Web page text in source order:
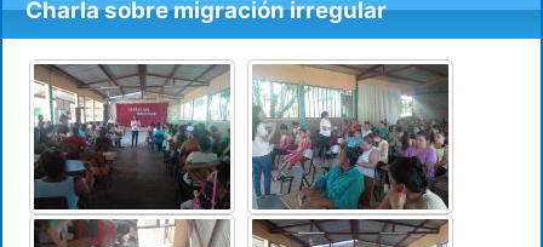
Charla sobre migración irregular